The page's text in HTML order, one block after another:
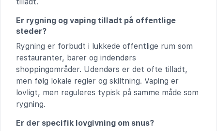
Er rygning og vaping tilladt på offentlige
steder?
Rygning er forbudt i lukkede offentlige rum som
restauranter, barer og indendørs
shoppingområder. Udendørs er det ofte tilladt,
men følg lokale regler og skiltning. Vaping er
lovligt, men reguleres typisk på samme måde som
rygning.
Er der specifik lovgivning om snus?